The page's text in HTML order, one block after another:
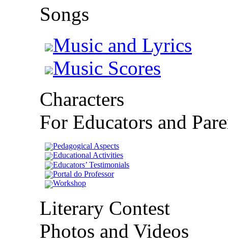
Songs
Music and Lyrics
Music Scores
Characters
For Educators and
Pedagogical Aspects
Educational Activities
Educators’ Testimonials
Portal do Professor
Workshop
Literary Contest
Photos and Videos